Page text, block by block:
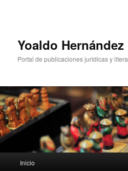
Yoaldo Hernández
Portal de publicaciones jurídicas y
Skip to primary content
Skip to secondary content
Inicio